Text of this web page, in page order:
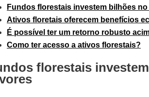
Fundos florestais investem bilhões
Ativos floretais oferecem benefícios
É possível ter um retorno robusto
Como ter acesso a ativos florestais?
florestais